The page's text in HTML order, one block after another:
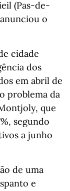
(Pas-de-
o
cidade
dos
em abril de
problema da
que
segundo
a junho
de uma
e